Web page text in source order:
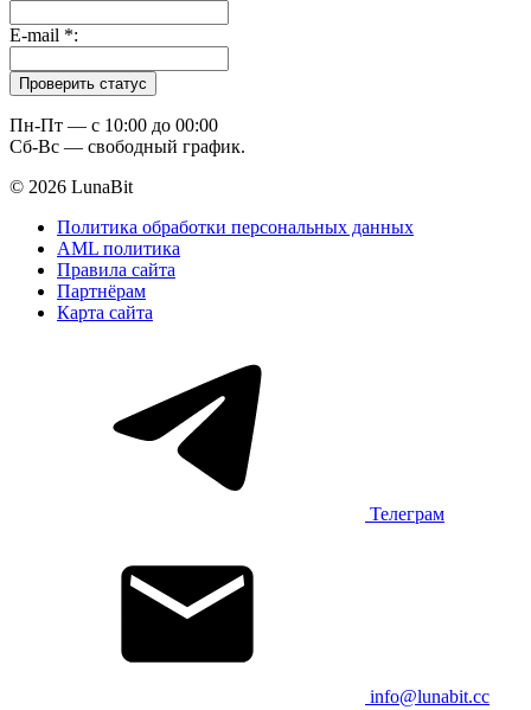
E-mail *:
Пн-Пт — c 10:00 до 00:00
Сб-Вс — свободный график.
© 2026 LunaBit
Политика обработки персональных данных
AML политика
Правила сайта
Партнёрам
Карта сайта
Телеграм
info@lunabit.cc